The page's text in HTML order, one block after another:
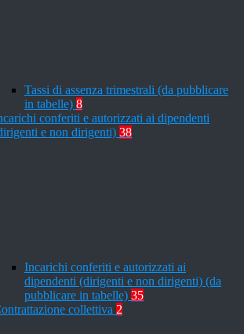
Tassi di assenza trimestrali (da pubblicare
in tabelle) 8
conferiti e autorizzati ai dipendenti
e non dirigenti) 38
Incarichi conferiti e autorizzati ai
dipendenti (dirigenti e non dirigenti) (da
pubblicare in tabelle) 35
collettiva 2